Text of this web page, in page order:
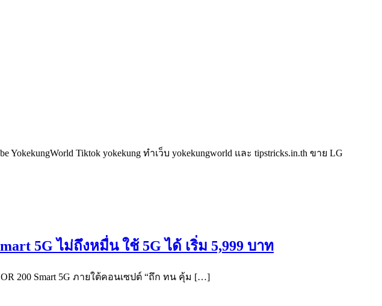
Tiktok yokekung ทำเว็บ yokekungworld และ tipstricks.in.th ขาย LG
5G ไม่ถึงหมื่น ใช้ 5G ได้ เริ่ม 5,999 บาท
200 Smart 5G ภายใต้คอนเซปต์ “ถึก ทน คุ้ม […]